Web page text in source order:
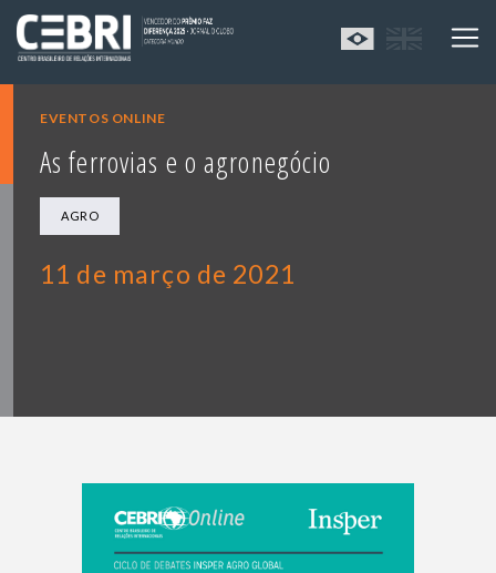
EVENTOS ONLINE
As ferrovias e o agronegócio
AGRO
11 de março de 2021